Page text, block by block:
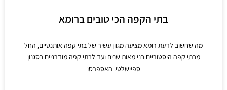
בתי הקפה הכי טובים ברומא
מה שחשוב לדעת רומא מציעה מגוון עשיר של בתי קפה אותנטיים, החל
מבתי קפה היסטוריים בני מאות שנים ועד לבתי קפה מודרניים בסגנון
ספיישלטי. האספרסו